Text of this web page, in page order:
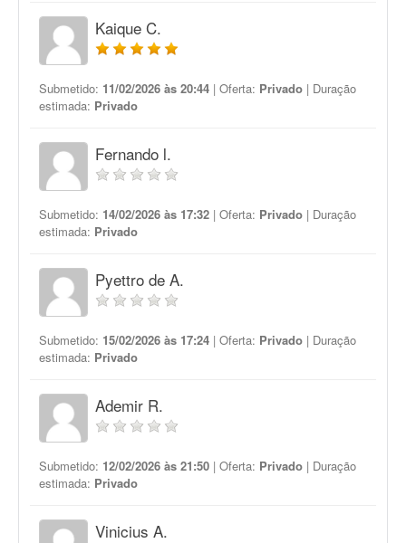
Kaique C.
Submetido: 11/02/2026 às 20:44 | Oferta: Privado | Duração
estimada: Privado
Fernando l.
Submetido: 14/02/2026 às 17:32 | Oferta: Privado | Duração
estimada: Privado
Pyettro de A.
Submetido: 15/02/2026 às 17:24 | Oferta: Privado | Duração
estimada: Privado
Ademir R.
Submetido: 12/02/2026 às 21:50 | Oferta: Privado | Duração
estimada: Privado
Vinicius A.